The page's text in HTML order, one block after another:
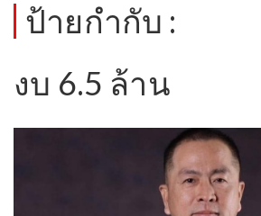
ป้ายกำกับ :
งบ 6.5 ล้าน